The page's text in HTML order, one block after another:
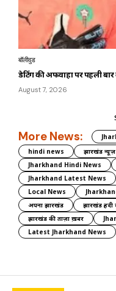
बॉलीवुड
डेटिंग की अफवाहों पर पहली बार
August 7, 2026
More News:
hindi news
झारखंड न्यूज़
Jharkhand Hindi News
Jharkhand Latest News
Local News
अपना झारखंड
झारखंड हिंदी
झारखंड की ताज़ा ख़बर
Latest Jharkhand News